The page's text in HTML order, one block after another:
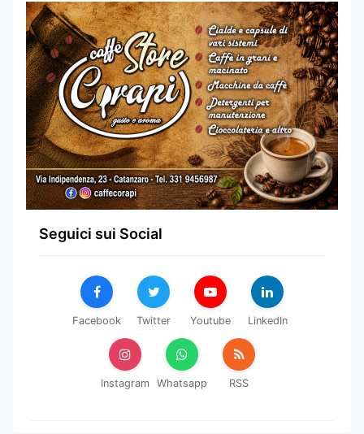
Seguici sui Social
Facebook Twitter Youtube LinkedIn
Instagram Whatsapp RSS